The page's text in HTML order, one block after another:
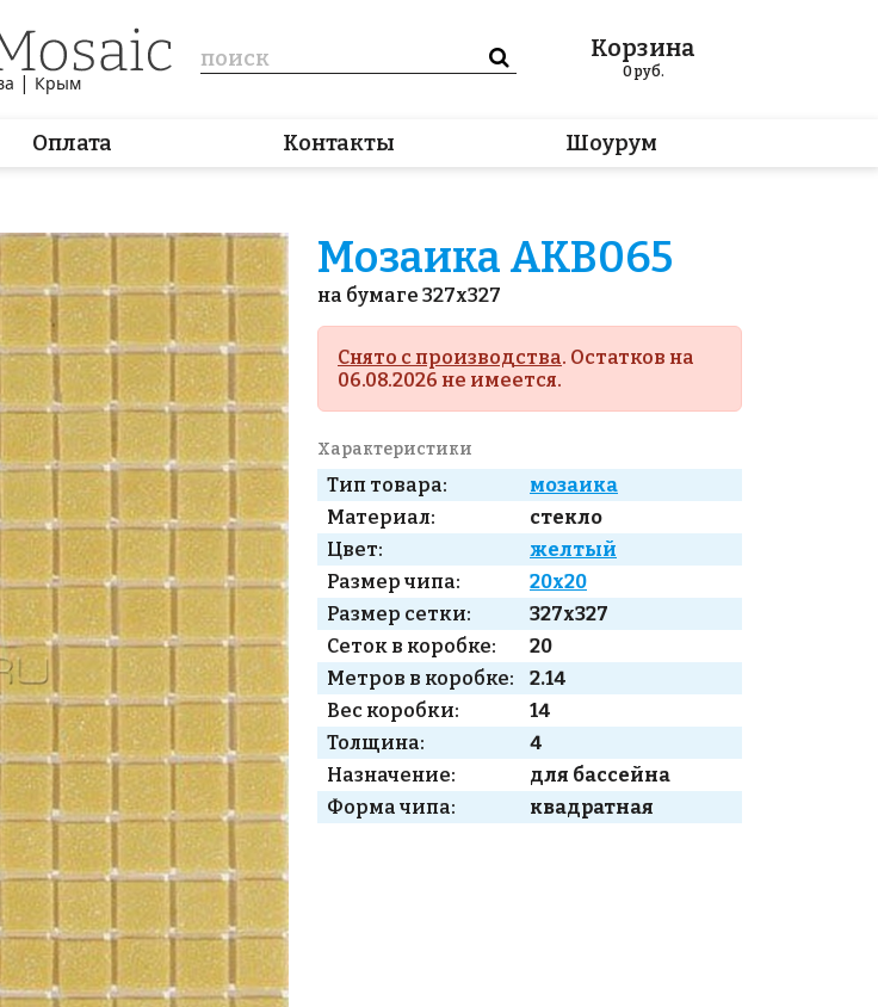
| Крым
Корзина
0руб.
Оплата Контакты Шоурум
Мозаика AKB065
на бумаге 327x327
Снято с производства. Остатков на
06.08.2026 не имеется.
Характеристики
Тип товара:
мозаика
Материал:
стекло
Цвет:
желтый
Размер чипа:
20x20
Размер сетки:
327x327
Сеток в коробке:
20
Метров в коробке:
2.14
Вес коробки:
14
Толщина:
4
Назначение:
для бассейна
Форма чипа:
квадратная